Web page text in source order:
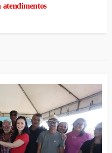
atendimentos